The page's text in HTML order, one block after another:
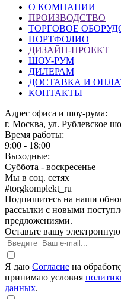
О КОМПАНИИ
ПРОИЗВОДСТВО
ТОРГОВОЕ
ПОРТФОЛИО
ДИЗАЙН-ПРОЕКТ
ШОУ-РУМ
ДИЛЕРАМ
ДОСТАВКА И
КОНТАКТЫ
Адрес офиса и шоу-рума:
г. Москва, ул. Рублевское
Время работы:
9:00 - 18:00
Выходные:
Суббота - воскресенье
Мы в соц. сетях
#torgkomplekt_ru
Подпишитесь на наши
рассылки с новыми
предложениями.
Оставьте вашу
Я даю Согласие на
принимаю условия
данных.